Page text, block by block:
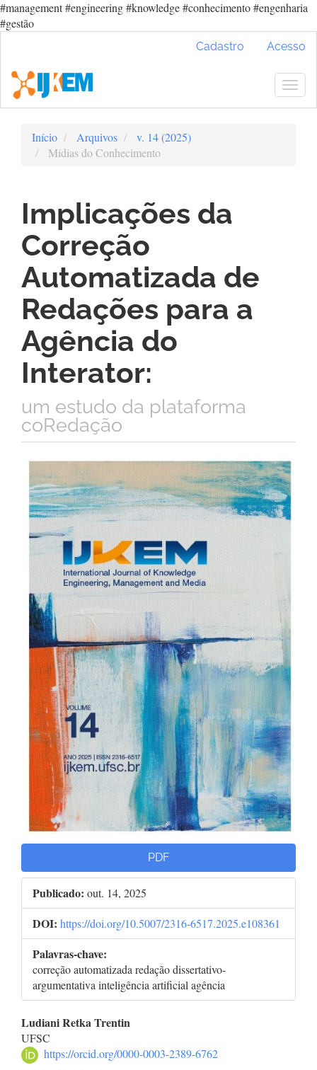
#management #engineering #knowledge #conhecimento #engenharia
#gestão
Conteúdo
principal
Barra
Cadastro Acesso
Início Arquivos
v. 14 (2025)
Mídias do Conhecimento
Implicações da
Correção
Automatizada de
Redações para a
Agência do
Interator:
um estudo da plataforma
coRedação
Barra
lateral
de
artigos
PDF
Publicado: out. 14, 2025
DOI: https://doi.org/10.5007/2316-6517.2025.e108361
Palavras-chave:
correção automatizada redação dissertativo-
argumentativa inteligência artificial agência
Conteúdo
do
Ludiani Retka Trentin
UFSC
https://orcid.org/0000-0003-2389-6762